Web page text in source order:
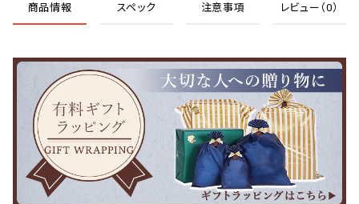
商品情報 スペック 注意事項 レビュー（0）